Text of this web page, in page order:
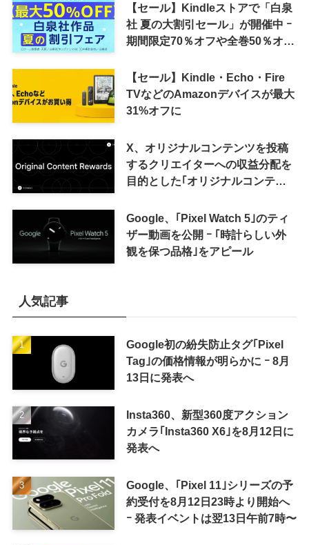
【セール】Kindleストアで「白泉
社 夏の大割引セール」が開催中 ｰ
期間限定70％オフや全巻50％オフ
【セール】Kindle・Echo・Fire
TVなどのAmazonデバイスが最大
31%オフに
X、オリジナルコンテンツを投稿
するクリエイターへの収益分配を
目的とした｢オリジナルコンテン
来の｢収益分配｣は廃止
Google、｢Pixel Watch 5｣のティ
ザー動画を公開 ｰ ｢時計らしい外
観を保つ品格｣をアピール
人気記事
Google初の紛失防止タグ｢Pixel
Tag｣の価格情報が明らかに ｰ 8月
13日に発表へ
Insta360、新型360度アクション
カメラ｢Insta360 X6｣を8月12日に
発表へ
Google、｢Pixel 11｣シリーズの予
約受付を8月12日23時より開始へ
ｰ 発表イベントは翌13日午前7時〜